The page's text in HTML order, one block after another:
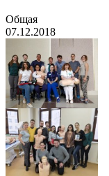
Общая
07.12.2018